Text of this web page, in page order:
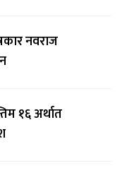
नवराज
१६ अर्थात